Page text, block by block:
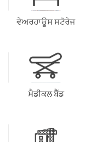
ਵੇਅਰਹਾਊਸ ਸਟੋਰੇਜ
ਮੈਡੀਕਲ ਬੈੱਡ